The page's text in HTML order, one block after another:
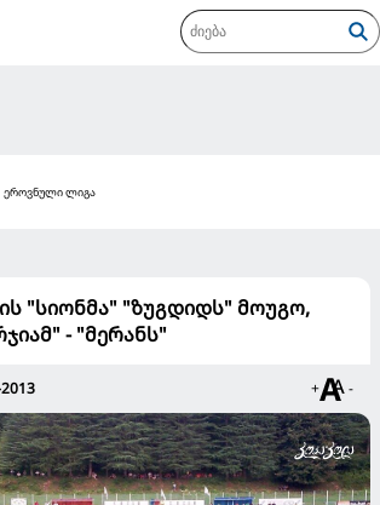
ეროვნული ლიგა
"სიონმა" "ზუგდიდს" მოუგო,
- "მერანს"
+ -